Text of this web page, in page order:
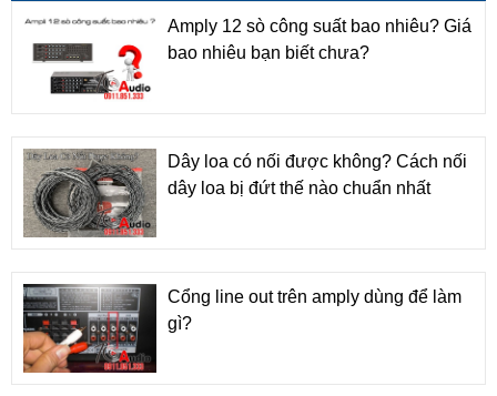
Amply 12 sò công suất bao nhiêu? Giá
bao nhiêu bạn biết chưa?
Dây loa có nối được không? Cách nối
dây loa bị đứt thế nào chuẩn nhất
Cổng line out trên amply dùng để làm
gì?